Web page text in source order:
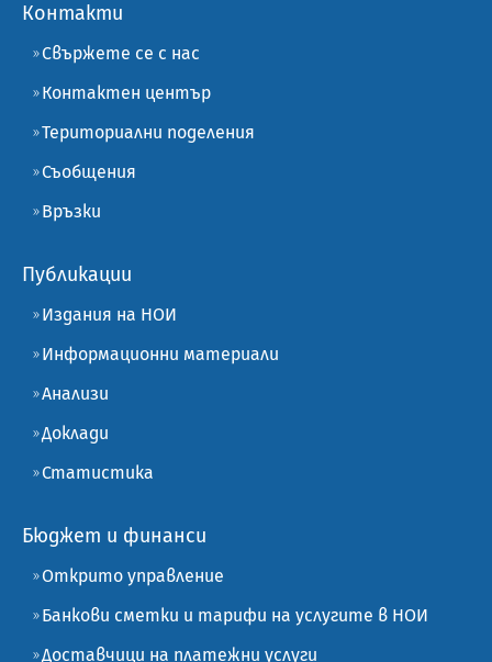
Контакти
Свържете се с нас
Контактен център
Териториални поделения
Съобщения
Връзки
Публикации
Издания на НОИ
Информационни материали
Анализи
Доклади
Статистика
Бюджет и финанси
Открито управление
Банкови сметки и тарифи на услугите в НОИ
Доставчици на платежни услуги